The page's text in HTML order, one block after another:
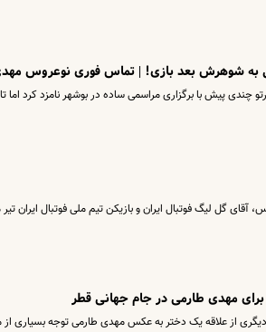
به شوهرش بعد بازی! | تماس فوری نوعروس
چندی پیش با برگزاری مراسمی ساده در بوشهر نامزد کرد
لیگ فوتبال ایران و بازیکن تیم ملی فوتبال ایران تیر ماه ۱۳۷۱
مهدی طارمی در جام جهانی قطر
از علاقه یک دختر به عکس مهدی طارمی توجه بسیاری از